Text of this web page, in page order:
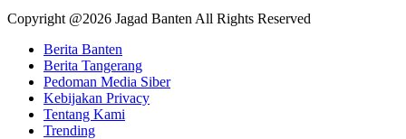
Copyright @2026 Jagad Banten All Rights Reserved
Berita Banten
Berita Tangerang
Pedoman Media Siber
Kebijakan Privacy
Tentang Kami
Trending